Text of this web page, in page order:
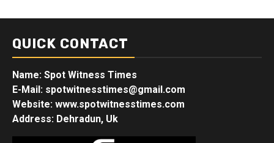
QUICK CONTACT
Name: Spot Witness Times
E-Mail: spotwitnesstimes@gmail.com
Website: www.spotwitnesstimes.com
Address: Dehradun, Uk